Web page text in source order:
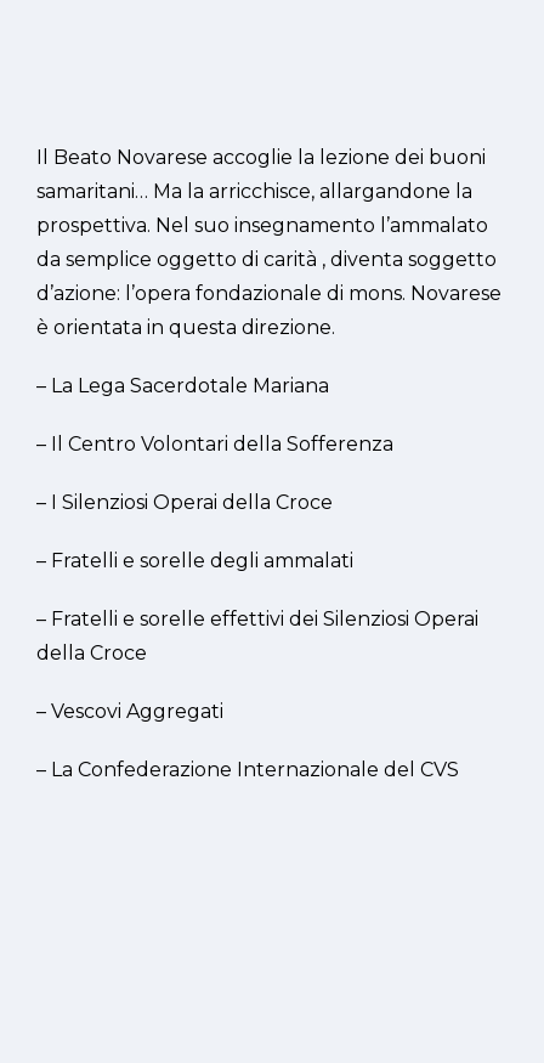
Il Beato Novarese accoglie la lezione dei buoni
samaritani… Ma la arricchisce, allargandone la
prospettiva. Nel suo insegnamento l’ammalato
da semplice oggetto di carità , diventa soggetto
d’azione: l’opera fondazionale di mons. Novarese
è orientata in questa direzione.
– La Lega Sacerdotale Mariana
– Il Centro Volontari della Sofferenza
– I Silenziosi Operai della Croce
– Fratelli e sorelle degli ammalati
– Fratelli e sorelle effettivi dei Silenziosi Operai
della Croce
– Vescovi Aggregati
– La Confederazione Internazionale del CVS